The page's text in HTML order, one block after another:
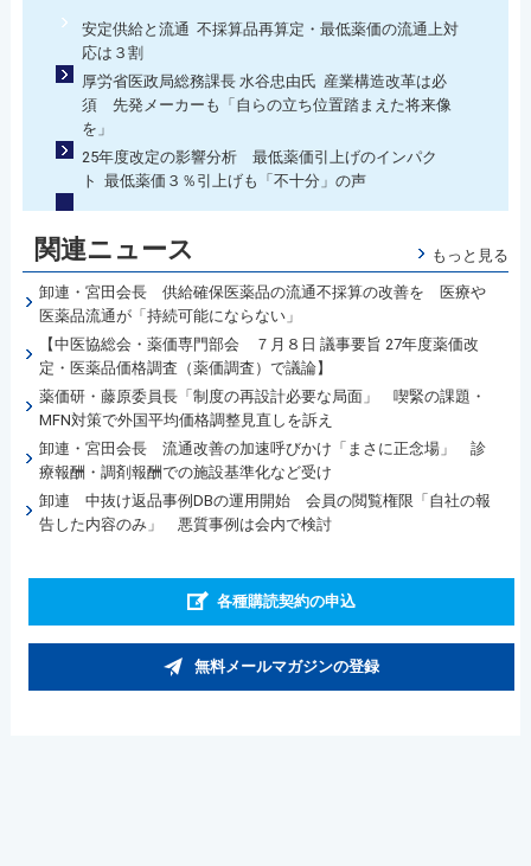
安定供給と流通 不採算品再算定・最低薬価の流通上対
応は３割
厚労省医政局総務課長 水谷忠由氏 産業構造改革は必
須 先発メーカーも「自らの立ち位置踏まえた将来像
を」
25年度改定の影響分析 最低薬価引上げのインパク
ト 最低薬価３％引上げも「不十分」の声
関連ニュース もっと見る
卸連・宮田会長 供給確保医薬品の流通不採算の改善を 医療や
医薬品流通が「持続可能にならない」
【中医協総会・薬価専門部会 ７月８日 議事要旨 27年度薬価改
定・医薬品価格調査（薬価調査）で議論】
薬価研・藤原委員長「制度の再設計必要な局面」 喫緊の課題・
MFN対策で外国平均価格調整見直しを訴え
卸連・宮田会長 流通改善の加速呼びかけ「まさに正念場」 診
療報酬・調剤報酬での施設基準化など受け
卸連 中抜け返品事例DBの運用開始 会員の閲覧権限「自社の報
告した内容のみ」 悪質事例は会内で検討
各種購読契約の申込
無料メールマガジンの登録